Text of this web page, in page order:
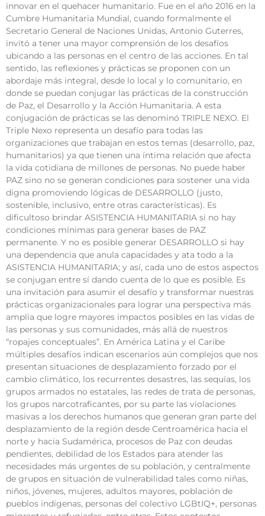
innovar en el quehacer humanitario. Fue en el año 2016 en la
Cumbre Humanitaria Mundial, cuando formalmente el
Secretario General de Naciones Unidas, Antonio Guterres,
invitó a tener una mayor comprensión de los desafíos
ubicando a las personas en el centro de las acciones. En tal
sentido, las reflexiones y prácticas se proponen con un
abordaje más integral, desde lo local y lo comunitario, en
donde se puedan conjugar las prácticas de la construcción
de Paz, el Desarrollo y la Acción Humanitaria. A esta
conjugación de prácticas se las denominó TRIPLE NEXO. El
Triple Nexo representa un desafío para todas las
organizaciones que trabajan en estos temas (desarrollo, paz,
humanitarios) ya que tienen una íntima relación que afecta
la vida cotidiana de millones de personas. No puede haber
PAZ sino no se generan condiciones para sostener una vida
digna promoviendo lógicas de DESARROLLO (justo,
sostenible, inclusivo, entre otras características). Es
dificultoso brindar ASISTENCIA HUMANITARIA si no hay
condiciones mínimas para generar bases de PAZ
permanente. Y no es posible generar DESARROLLO si hay
una dependencia que anula capacidades y ata todo a la
ASISTENCIA HUMANITARIA; y así, cada uno de estos aspectos
se conjugan entre sí dando cuenta de lo que es posible. Es
una invitación para asumir el desafío y transformar nuestras
prácticas organizacionales para lograr una perspectiva más
amplia que logre mayores impactos posibles en las vidas de
las personas y sus comunidades, más allá de nuestros
“ropajes conceptuales”. En América Latina y el Caribe
múltiples desafíos indican escenarios aún complejos que nos
presentan situaciones de desplazamiento forzado por el
cambio climático, los recurrentes desastres, las sequías, los
grupos armados no estatales, las redes de trata de personas,
los grupos narcotraficantes, por su parte las violaciones
masivas a los derechos humanos que generan gran parte del
desplazamiento de la región desde Centroamérica hacia el
norte y hacia Sudamérica, procesos de Paz con deudas
pendientes, debilidad de los Estados para atender las
necesidades más urgentes de su población, y centralmente
de grupos en situación de vulnerabilidad tales como niñas,
niños, jóvenes, mujeres, adultos mayores, población de
pueblos indígenas, personas del colectivo LGBtIQ+, personas